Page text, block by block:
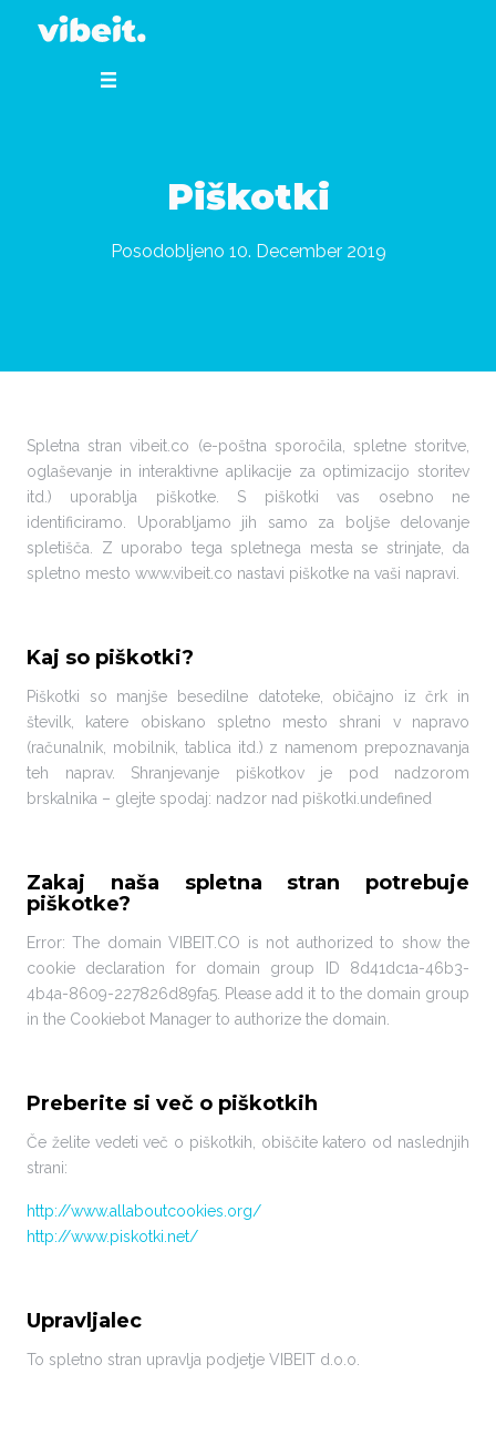
Piškotki
Posodobljeno 10. December 2019
Spletna stran vibeit.co (e-poštna sporočila, spletne storitve,
oglaševanje in interaktivne aplikacije za optimizacijo storitev
itd.) uporablja piškotke. S piškotki vas osebno ne
identificiramo. Uporabljamo jih samo za boljše delovanje
spletišča. Z uporabo tega spletnega mesta se strinjate, da
spletno mesto www.vibeit.co nastavi piškotke na vaši napravi.
Kaj so piškotki?
Piškotki so manjše besedilne datoteke, običajno iz črk in
številk, katere obiskano spletno mesto shrani v napravo
(računalnik, mobilnik, tablica itd.) z namenom prepoznavanja
teh naprav. Shranjevanje piškotkov je pod nadzorom
brskalnika – glejte spodaj: nadzor nad piškotki.undefined
Zakaj naša spletna stran potrebuje
piškotke?
Error: The domain VIBEIT.CO is not authorized to show the
cookie declaration for domain group ID 8d41dc1a-46b3-
4b4a-8609-227826d89fa5. Please add it to the domain group
in the Cookiebot Manager to authorize the domain.
Preberite si več o piškotkih
Če želite vedeti več o piškotkih, obiščite katero od naslednjih
strani:
http://www.allaboutcookies.org/
http://www.piskotki.net/
Upravljalec
To spletno stran upravlja podjetje VIBEIT d.o.o.